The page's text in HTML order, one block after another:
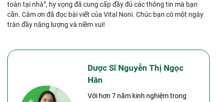
toàn tại nhà”, hy vọng đã cung cấp đầy đủ các thông tin mà bạn
cần. Cảm ơn đã đọc bài viết của Vital Noni. Chúc bạn có một ngày
tràn đầy năng lượng và niềm vui!
Dược Sĩ Nguyễn Thị Ngọc
Hân
Với hơn 7 năm kinh nghiệm trong